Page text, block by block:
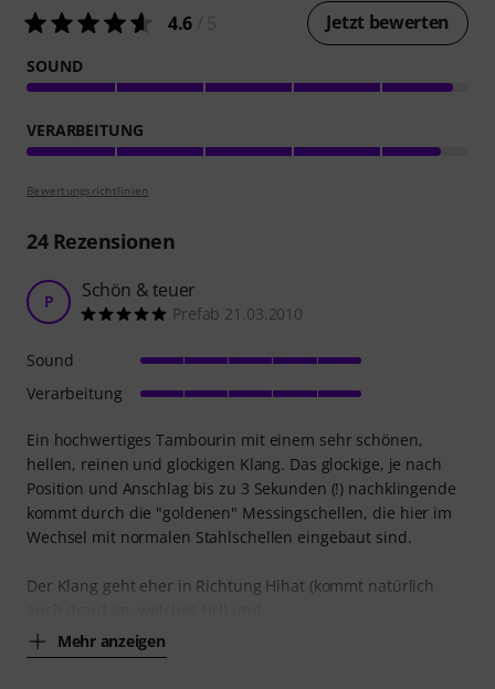
4.6 Jetzt bewerten
SOUND
VERARBEITUNG
Bewertungsrichtlinien
24Rezensionen
P Schön & teuer
Prefab 21.03.2010
Ein hochwertiges Tambourin mit einem sehr schönen,
hellen, reinen und glockigen Klang. Das glockige, je nach
Position und Anschlag bis zu 3 Sekunden (!) nachklingende
kommt durch die "goldenen" Messingschellen, die hier im
Wechsel mit normalen Stahlschellen eingebaut sind.
Der Klang geht eher in Richtung Hihat (kommt natürlich
Mehr anzeigen
Sound
Verarbeitung